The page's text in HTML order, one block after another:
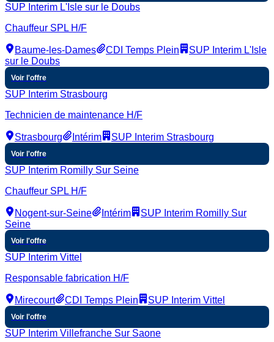
SUP Interim L'Isle sur le Doubs
Chauffeur SPL H/F
Baume-les-Dames CDI Temps Plein
SUP Interim L'Isle
sur le Doubs
Voir l'offre
SUP Interim Strasbourg
Technicien de maintenance H/F
Strasbourg Intérim SUP Interim Strasbourg
Voir l'offre
SUP Interim Romilly Sur Seine
Chauffeur SPL H/F
Nogent-sur-Seine Intérim
SUP Interim Romilly Sur
Seine
Voir l'offre
SUP Interim Vittel
Responsable fabrication H/F
Mirecourt CDI Temps Plein SUP Interim Vittel
Voir l'offre
SUP Interim Villefranche Sur Saone